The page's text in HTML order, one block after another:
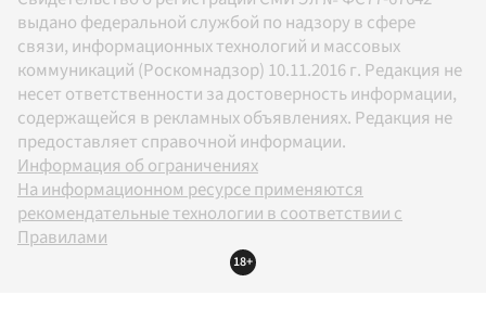
выдано федеральной службой по надзору в сфере
связи, информационных технологий и массовых
коммуникаций (Роскомнадзор) 10.11.2016 г. Редакция не
несет ответственности за достоверность информации,
содержащейся в рекламных объявлениях. Редакция не
предоставляет справочной информации.
Информация об ограничениях
На информационном ресурсе применяются
рекомендательные технологии в соответствии с
Правилами
18+